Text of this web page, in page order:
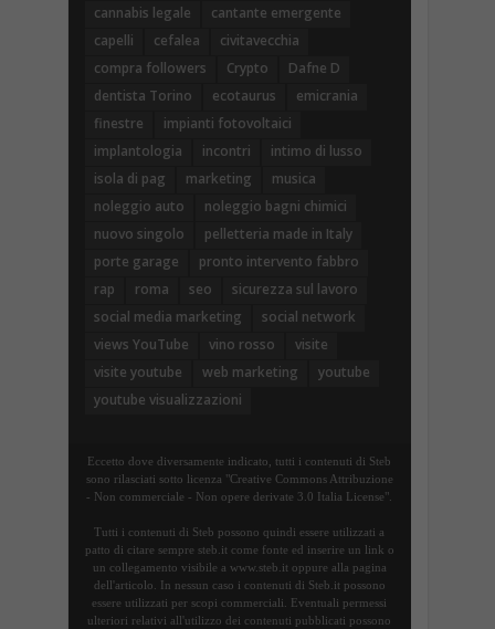
cannabis legale
cantante emergente
capelli
cefalea
civitavecchia
compra followers
Crypto
Dafne D
dentista Torino
ecotaurus
emicrania
finestre
impianti fotovoltaici
implantologia
incontri
intimo di lusso
isola di pag
marketing
musica
noleggio auto
noleggio bagni chimici
nuovo singolo
pelletteria made in Italy
porte garage
pronto intervento fabbro
rap
roma seo
sicurezza sul lavoro
social media marketing
social network
views YouTube
vino rosso
visite
visite youtube
web marketing
youtube
youtube visualizzazioni
Eccetto dove diversamente indicato, tutti i contenuti di Steb
sono rilasciati sotto licenza "Creative Commons Attribuzione
- Non commerciale - Non opere derivate 3.0 Italia License".
Tutti i contenuti di Steb possono quindi essere utilizzati a
patto di citare sempre steb.it come fonte ed inserire un link o
un collegamento visibile a www.steb.it oppure alla pagina
dell'articolo. In nessun caso i contenuti di Steb.it possono
essere utilizzati per scopi commerciali. Eventuali permessi
ulteriori relativi all'utilizzo dei contenuti pubblicati possono